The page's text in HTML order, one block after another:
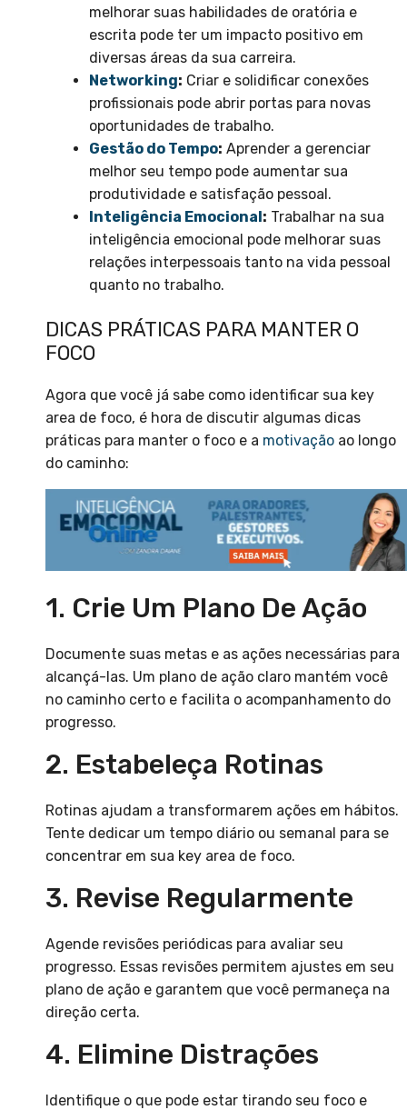
melhorar suas habilidades de oratória e
escrita pode ter um impacto positivo em
diversas áreas da sua carreira.
Networking: Criar e solidificar conexões
profissionais pode abrir portas para novas
oportunidades de trabalho.
Gestão do Tempo: Aprender a gerenciar
melhor seu tempo pode aumentar sua
produtividade e satisfação pessoal.
Inteligência Emocional : Trabalhar na sua
inteligência emocional pode melhorar suas
relações interpessoais tanto na vida pessoal
quanto no trabalho.
DICAS PRÁTICAS PARA MANTER O
FOCO
Agora que você já sabe como identificar sua key
area de foco, é hora de discutir algumas dicas
práticas para manter o foco e a motivação ao longo
do caminho:
1. Crie Um Plano De Ação
Documente suas metas e as ações necessárias para
alcançá-las. Um plano de ação claro mantém você
no caminho certo e facilita o acompanhamento do
progresso.
2. Estabeleça Rotinas
Rotinas ajudam a transformarem ações em hábitos.
Tente dedicar um tempo diário ou semanal para se
concentrar em sua key area de foco.
3. Revise Regularmente
Agende revisões periódicas para avaliar seu
progresso. Essas revisões permitem ajustes em seu
plano de ação e garantem que você permaneça na
direção certa.
4. Elimine Distrações
Identifique o que pode estar tirando seu foco e